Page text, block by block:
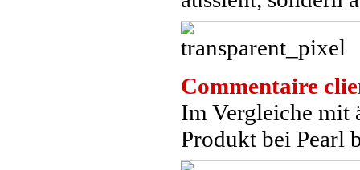
Commentaire
Im Vergleiche mit
Produkt bei Pearl